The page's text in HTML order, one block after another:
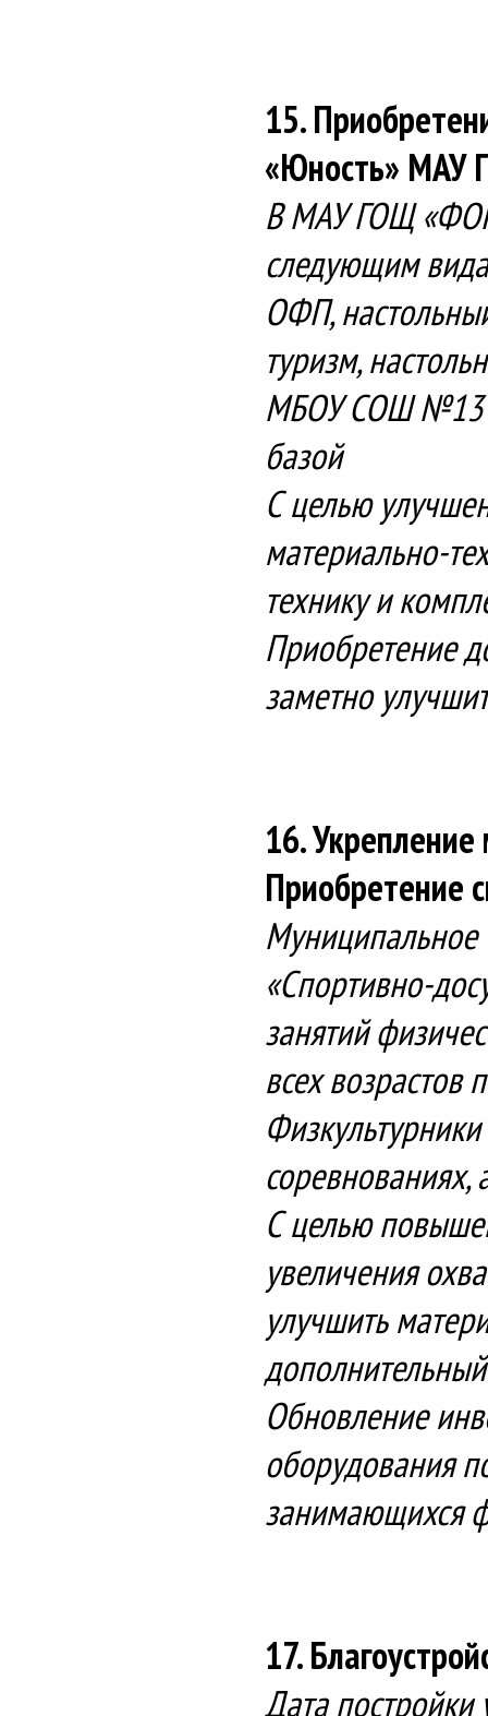
15.
«Юность» МАУ
В МАУ ГОЩ
следующим
ОФП,
туризм,
МБОУ СОШ №13
базой
С целью
материально-
технику и
Приобретение
заметно
16.
Приобретение
Муниципальное
«Спортивно-
занятий
всех возрастов
соревнованиях,
С целью
увеличения
улучшить
Обновление
оборудования
занимающихся
17.
Дата